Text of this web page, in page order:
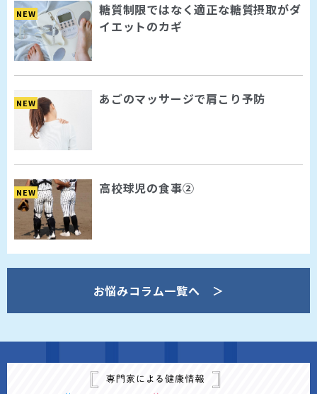
NEW
糖質制限ではなく適正な糖質摂取がダ
イエットのカギ
NEW あごのマッサージで肩こり予防
NEW 高校球児の食事②
お悩みコラム一覧へ ＞